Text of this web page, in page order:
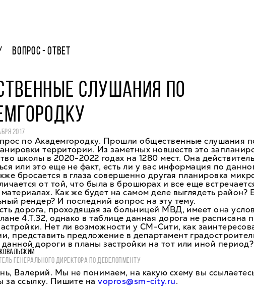
ВОПРОС - ОТВЕТ
СЛУШАНИЯ ПО
2017
по Академгородку. Прошли общественные слушания
территории. Из заметных новшеств это
школы в 2020-2022 годах на 1280 мест. Она
или это еще не факт, есть ли у вас информация по
бросается в глаза совершенно другая планировка
от той, что была в брошюрах и все еще
Как же будет на самом деле выглядеть район?
рендер? И последний вопрос на эту тему.
дорога, проходящая за больницей МВД, имеет она
4.Т.32, однако в таблице данная дорога не расписана
Нет ли возможности у СМ-Сити, как
представить предложение в департамент
дороги в планы застройки на тот или иной период?
ГЕНЕРАЛЬНОГО ДИРЕКТОРА ПО ДЕВЕЛОПМЕНТУ
Валерий. Мы не понимаем, на какую схему вы
за ссылку. Пишите наvopros@sm-city.ru.